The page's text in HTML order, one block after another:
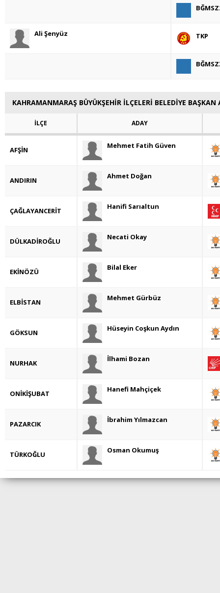
Ali Şenyüz TKP
KAHRAMANMARAŞ BÜYÜKŞEHİR İLÇELERİ BELEDİYE BAŞKAN
İLÇE ADAY
AFŞİN Mehmet Fatih Güven
ANDIRIN Ahmet Doğan
ÇAĞLAYANCERİT Hanifi Sarıaltun
DÜLKADİROĞLU Necati Okay
EKİNÖZÜ Bilal Eker
ELBİSTAN Mehmet Gürbüz
GÖKSUN Hüseyin Coşkun Aydın
NURHAK İlhami Bozan
ONİKİŞUBAT Hanefi Mahçiçek
PAZARCIK İbrahim Yılmazcan
TÜRKOĞLU Osman Okumuş